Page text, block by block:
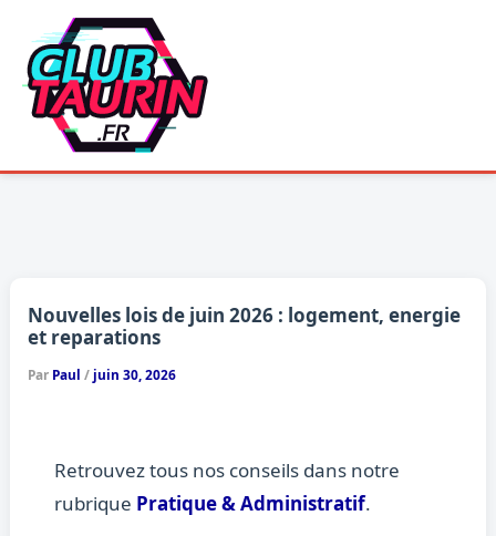
contenu
Nouvelles lois de juin 2026 : logement, energie
et reparations
Par Paul / juin 30, 2026
Retrouvez tous nos conseils dans notre
rubrique Pratique & Administratif.